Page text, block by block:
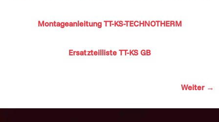
Montageanleitung TT-KS-TECHNOTHERM
Ersatzteilliste TT-KS GB
Weiter →